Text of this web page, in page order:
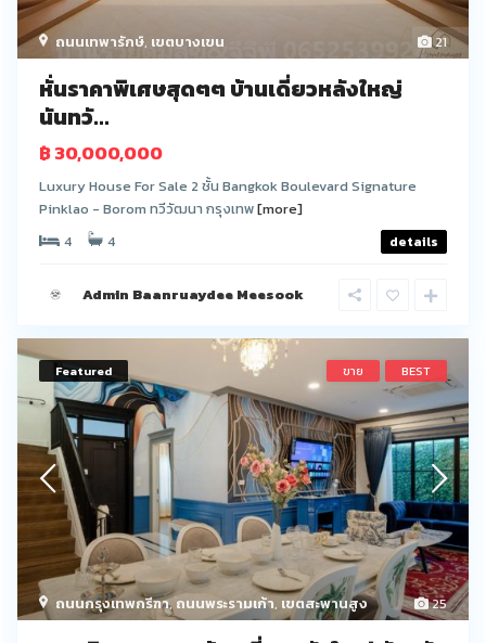
21
ถนนเทพารักษ์, เขตบางเขน
หั่นราคาพิเศษสุดๆๆ บ้านเดี่ยวหลังใหญ่
นันทวั...
฿ 30,000,000
Luxury House For Sale 2 ชั้น Bangkok Boulevard Signature
Pinklao - Borom ทวีวัฒนา กรุงเทพ[more]
4
4 details
Admin Baanruaydee Meesook
25
ถนนกรุงเทพกรีฑา, ถนนพระรามเก้า, เขตสะพานสูง
Featured ขาย BEST